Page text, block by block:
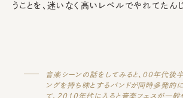
うことを、迷いなく高いレベルでやれてたん
音楽シーンの話をしてみると、00年代後
ングを持ち味とするバンドが同時多発的
て、2010年代に入ると音楽フェスが一般